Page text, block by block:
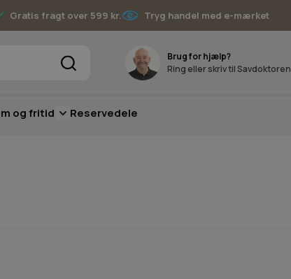
Gratis fragt over 599 kr. Tryg handel med e-mærket
Brug for hjælp?
Ring eller skriv til Savdoktoren
Skov
submenu for Brands
og fritid Toggle submenu for Hjem og fritid
Reservedele